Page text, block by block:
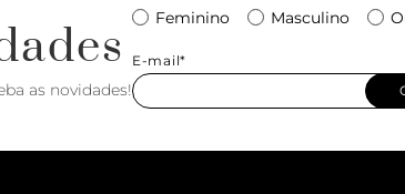
as novidades!
Feminino Masculino
E-mail*